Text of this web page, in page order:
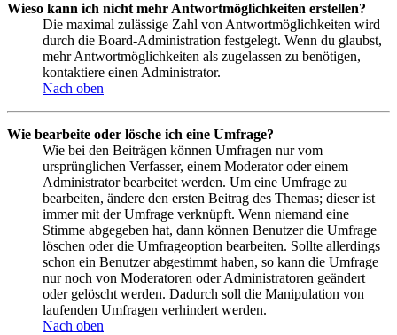
Wieso kann ich nicht mehr Antwortmöglichkeiten erstellen?
Die maximal zulässige Zahl von Antwortmöglichkeiten wird
durch die Board-Administration festgelegt. Wenn du glaubst,
mehr Antwortmöglichkeiten als zugelassen zu benötigen,
kontaktiere einen Administrator.
Nach oben
Wie bearbeite oder lösche ich eine Umfrage?
Wie bei den Beiträgen können Umfragen nur vom
ursprünglichen Verfasser, einem Moderator oder einem
Administrator bearbeitet werden. Um eine Umfrage zu
bearbeiten, ändere den ersten Beitrag des Themas; dieser ist
immer mit der Umfrage verknüpft. Wenn niemand eine
Stimme abgegeben hat, dann können Benutzer die Umfrage
löschen oder die Umfrageoption bearbeiten. Sollte allerdings
schon ein Benutzer abgestimmt haben, so kann die Umfrage
nur noch von Moderatoren oder Administratoren geändert
oder gelöscht werden. Dadurch soll die Manipulation von
laufenden Umfragen verhindert werden.
Nach oben